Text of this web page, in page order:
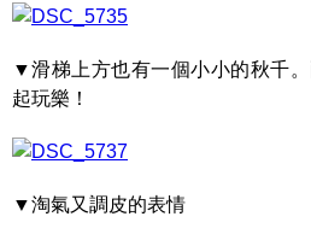
▼滑梯上方也有一個小小的秋千
起玩樂！
▼淘氣又調皮的表情